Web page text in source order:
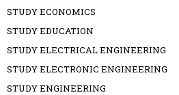
STUDY ECONOMICS
STUDY EDUCATION
STUDY ELECTRICAL ENGINEERING
STUDY ELECTRONIC ENGINEERING
STUDY ENGINEERING